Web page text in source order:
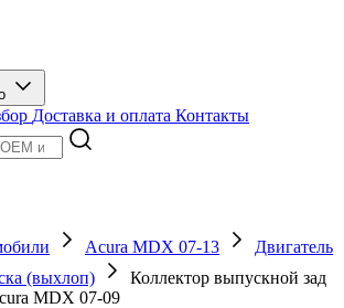
Доставка и оплата Контакты
Acura MDX 07-13
Двигатель
(выхлоп)
Коллектор выпускной зад
MDX 07-09